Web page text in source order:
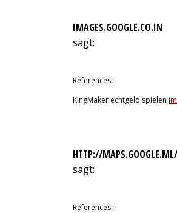
IMAGES.GOOGLE.CO.IN
sagt:
References:
KingMaker echtgeld spielen
HTTP://MAPS.GOOGLE.ML/
sagt:
References: